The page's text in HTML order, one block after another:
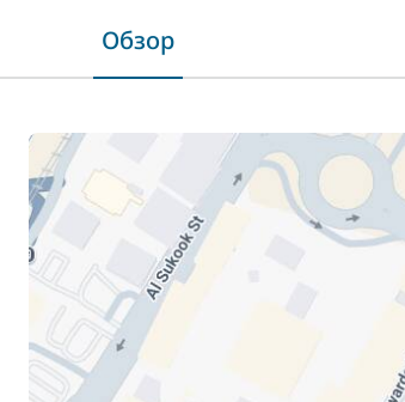
Обзор